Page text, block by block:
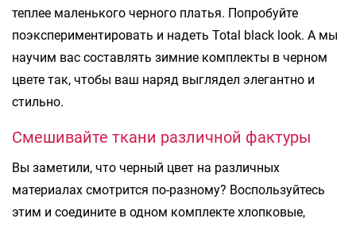
теплее маленького черного платья. Попробуйте
поэкспериментировать и надеть Total black look. А мы
научим вас составлять зимние комплекты в черном
цвете так, чтобы ваш наряд выглядел элегантно и
стильно.
Смешивайте ткани различной фактуры
Вы заметили, что черный цвет на различных
материалах смотрится по-разному? Воспользуйтесь
этим и соедините в одном комплекте хлопковые,